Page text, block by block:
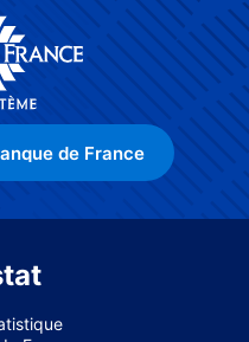
de France